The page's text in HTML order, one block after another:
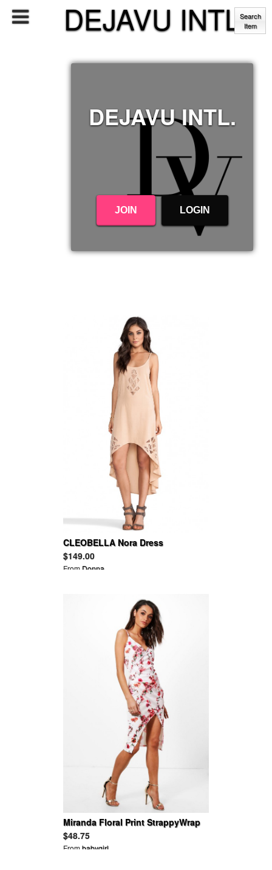
DEJAVU INTL.
DEJAVU INTL.
JOIN LOGIN
Search
Item
CLEOBELLA Nora Dress
$149.00
From Donna
Miranda Floral Print StrappyWrap
Midi Dress
$48.75
Frombabygirl